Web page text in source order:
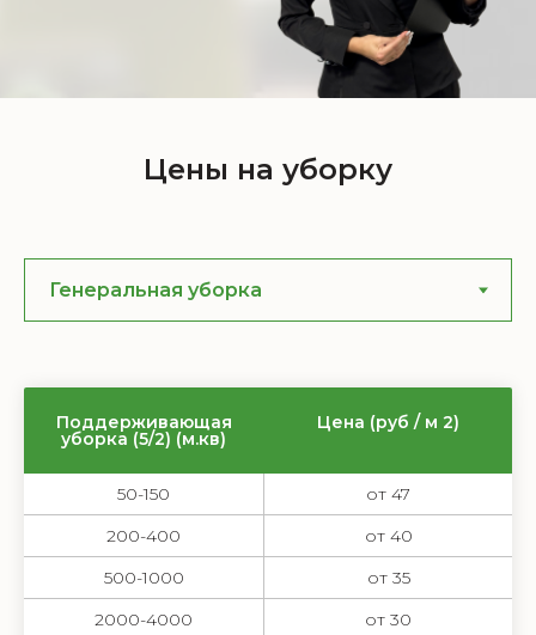
Цены на уборку
Поддерживающая
уборка (5/2) (м.кв)
Цена (руб / м 2)
50-150
от 47
200-400
от 40
500-1000
от 35
2000-4000
от 30